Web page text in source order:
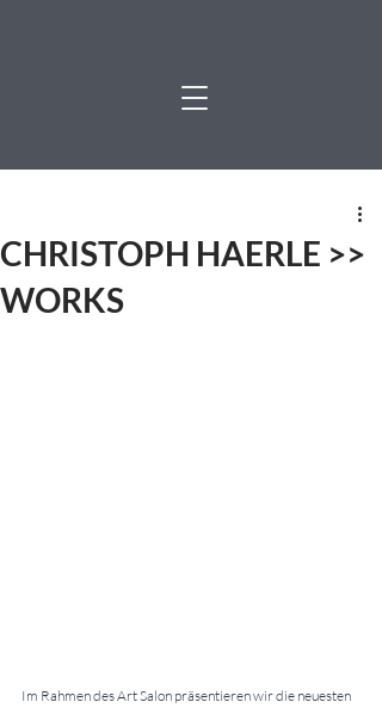
CHRISTOPH HAERLE >>
WORKS
Im Rahmen des Art Salon präsentieren wir die neuesten